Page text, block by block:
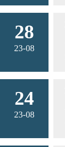
28
23-08
24
23-08